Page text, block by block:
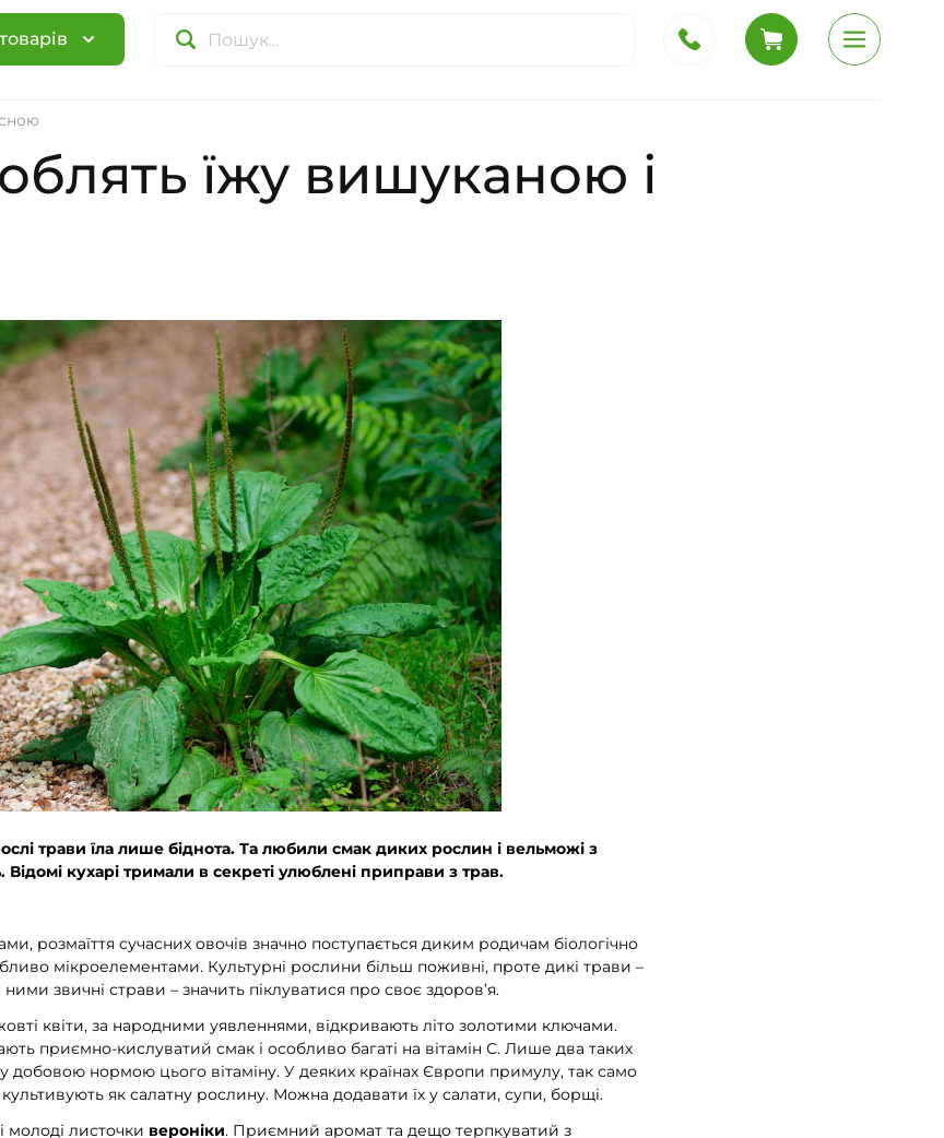
їжу вишуканою і
трави їла лише біднота. Та любили смак диких рослин і вельможі з
Відомі кухарі тримали в секреті улюблені приправи з трав.
розмаїття сучасних овочів значно поступається диким родичам біологічно
мікроелементами. Культурні рослини більш поживні, проте дикі трави –
звичні страви – значить піклуватися про своє здоров’я.
жовті квіти, за народними уявленнями, відкривають літо золотими ключами.
приємно-кислуватий смак і особливо багаті на вітамін С. Лише два таких
добовою нормою цього вітаміну. У деяких країнах Європи примулу, так само
як салатну рослину. Можна додавати їх у салати, супи, борщі.
молоді листочки вероніки. Приємний аромат та дещо терпкуватий з